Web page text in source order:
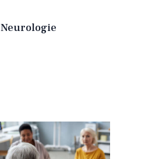
Neurologie